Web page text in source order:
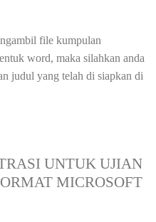
file kumpulan
word, maka silahkan anda
judul yang telah di siapkan di
UNTUK UJIAN
MICROSOFT